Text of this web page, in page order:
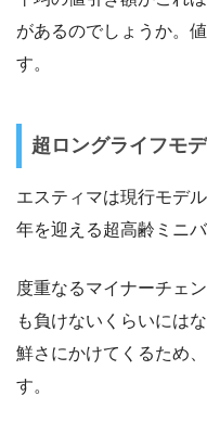
があるのでしょうか。
す。
超ロングライフモ
エスティマは現行モデ
年を迎える超高齢ミニバ
度重なるマイナーチェ
も負けないくらいには
鮮さにかけてくるため
す。